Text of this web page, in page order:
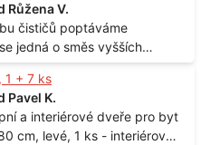
Růžena V.
jedná o směs vyšších
olejové kyseliny - účelem je
20°C - cca 870 kg / m3
1 + 7 ks
Pavel K.
cm, levé, 1 ks - interiérové